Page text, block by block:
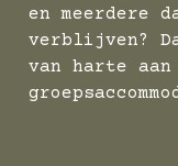
en meerdere
verblijven?
van harte